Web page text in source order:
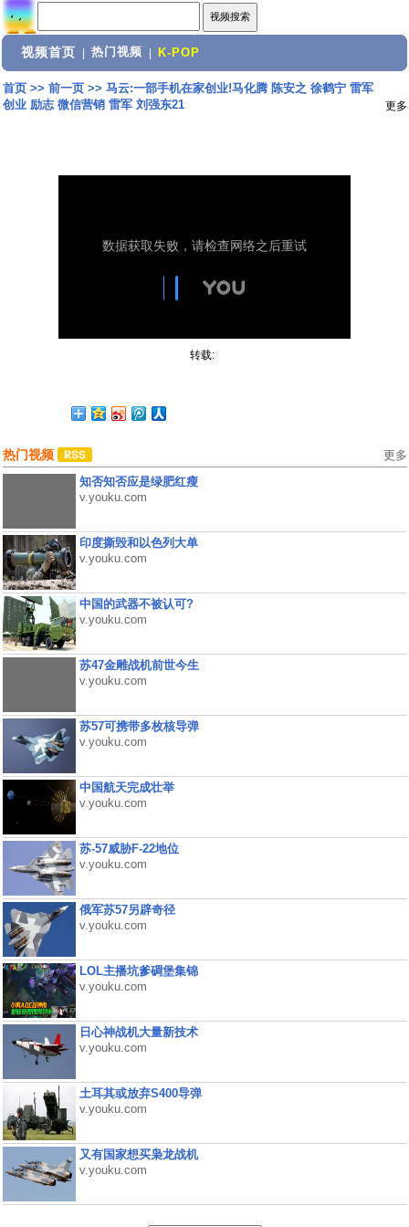
视频首页 热门视频 K-POP
首页>> 前一页>> 马云:一部手机在家创业!马化腾 陈安之 徐鹤宁 雷军
创业 励志 微信营销 雷军 刘强东21
更多
转载:
热门视频 更多
知否知否应是绿肥红瘦
v.youku.com
印度撕毁和以色列大单
v.youku.com
中国的武器不被认可?
v.youku.com
苏47金雕战机前世今生
v.youku.com
苏57可携带多枚核导弹
v.youku.com
中国航天完成壮举
v.youku.com
苏-57威胁F-22地位
v.youku.com
俄军苏57另辟奇径
v.youku.com
LOL主播坑爹碉堡集锦
v.youku.com
日心神战机大量新技术
v.youku.com
土耳其或放弃S400导弹
v.youku.com
又有国家想买枭龙战机
v.youku.com